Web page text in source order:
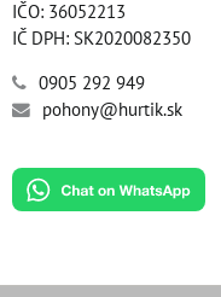
IČO: 36052213
IČ DPH: SK2020082350
0905 292 949
pohony@hurtik.sk